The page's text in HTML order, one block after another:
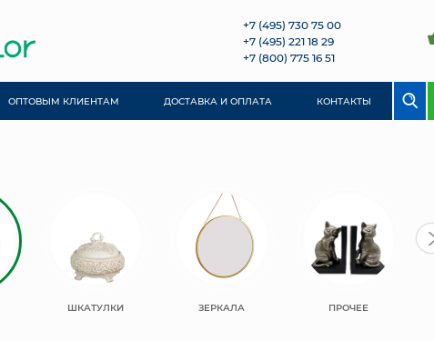
+7 (495) 730 75 00
+7 (495) 221 18 29
+7 (800) 775 16 51
ОПТОВЫМ КЛИЕНТАМ ДОСТАВКА И ОПЛАТА КОНТАКТЫ
ШКАТУЛКИ ЗЕРКАЛА ПРОЧЕЕ